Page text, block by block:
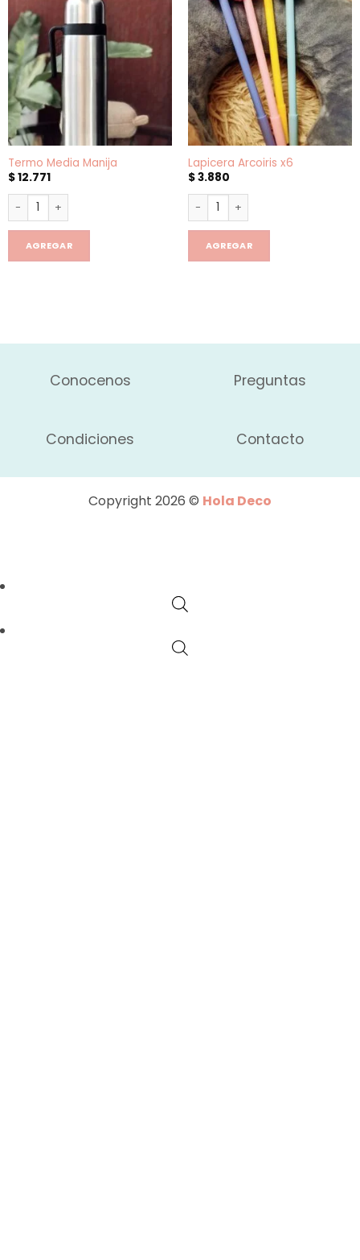
Termo Media Manija
$12.771
Termo Media Manija cantidad
AGREGAR
Lapicera Arcoiris x6
$3.880
Lapicera Arcoiris x6 cantidad
AGREGAR
Conocenos Preguntas
Condiciones Contacto
Copyright 2026 © Hola Deco